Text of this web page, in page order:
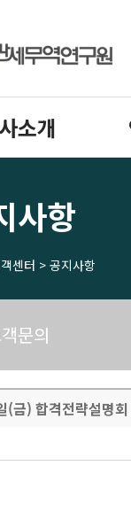
소개
사항
센터 > 공지사항
문의
금) 합격전략설명